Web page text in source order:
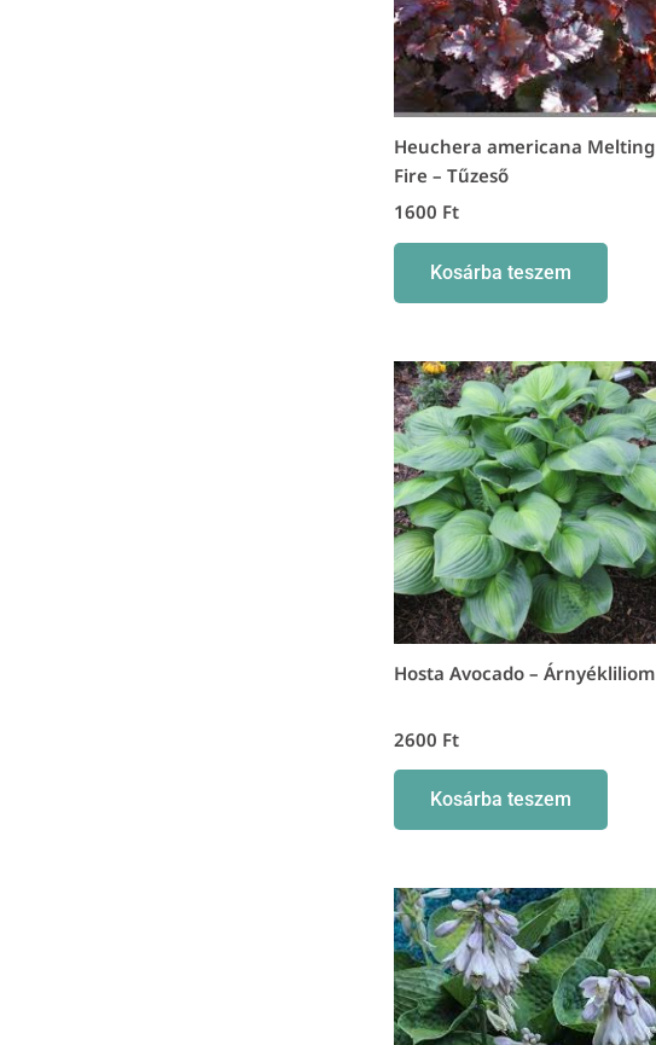
Heuchera americana Melting
Fire – Tűzeső
1600 Ft
Kosárba teszem
Hosta Avocado – Árnyékliliom
2600 Ft
Kosárba teszem